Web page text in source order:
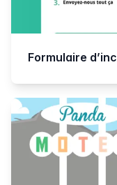
Formulaire